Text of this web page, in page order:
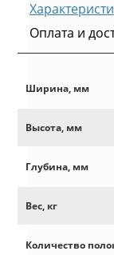
Оплата и
Ширина, мм
Высота, мм
Глубина, мм
Вес, кг
Количество